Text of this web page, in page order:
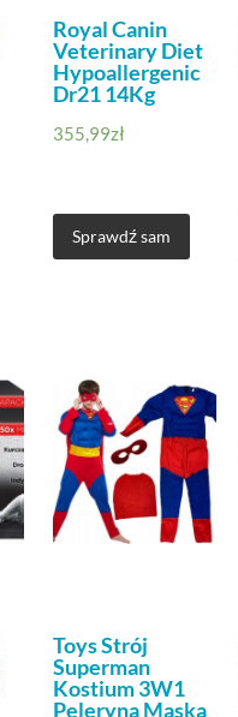
Royal Canin
Veterinary Diet
Hypoallergenic
Dr21 14Kg
355,99zł
Sprawdź sam
Toys Strój
Superman
Kostium 3W1
Peleryna Maska